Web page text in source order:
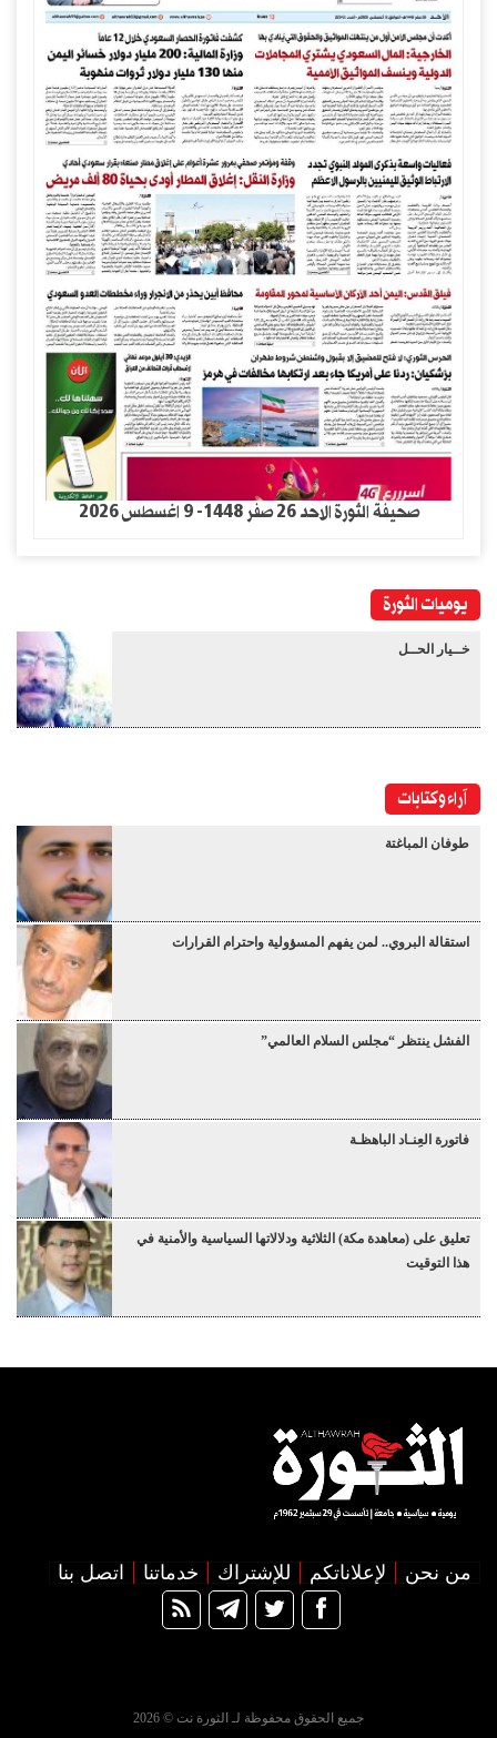
صحيفة الثورة الاحد 26 صفر 1448- 9 اغسطس 2026
يوميات الثورة
خــيار الحــل
آراء وكتابات
طوفان المباغتة
استقالة البروي.. لمن يفهم المسؤولية واحترام القرارات
الفشل ينتظر “مجلس السلام العالمي”
فاتورة العِنـاد الباهظـة
تعليق على (معاهدة مكة) الثلاثية ودلالاتها السياسية والأمنية في
هذا التوقيت
من نحن لإعلاناتكم للإشتراك خدماتنا اتصل بنا
جميع الحقوق محفوظة لـ الثورة نت © 2026